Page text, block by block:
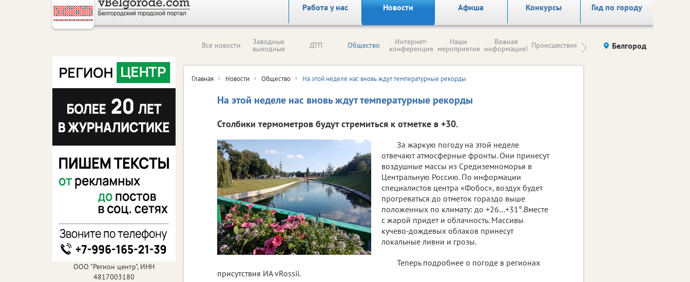
Работа у нас Новости Афиша Гид по городу
Конкурсы
Все новости Заводные
выходные ДТП Общество Интернет-
конференция
Наши
мероприятия
Важная
информация! Происшествия Здоровье компаний (на
правах
Белгород
Главная Новости Общество На этой неделе нас вновь ждут температурные рекорды
На этой неделе нас вновь ждут температурные рекорды
Столбики термометров будут стремиться к отметке в +30.
За жаркую погоду на этой неделе
отвечают атмосферные фронты. Они принесут
воздушные массы из Средиземноморья в
Центральную Россию. По информации
специалистов центра «Фобос», воздух будет
прогреваться до отметок гораздо выше
положенных по климату: до +26…+31°.Вместе
с жарой придет и облачность. Массивы
кучево-дождевых облаков принесут
локальные ливни и грозы.
Теперь подробнее о погоде в регионах
присутствия ИА vRossii.
ООО "Регион центр", ИНН
4817003180